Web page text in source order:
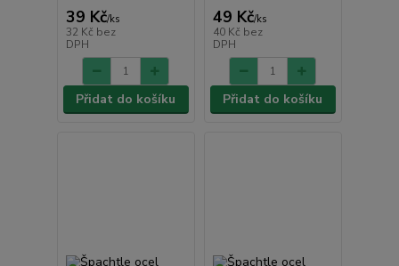
39 Kč/ks
32 Kč bez
DPH
Přidat do košíku
49 Kč/ks
40 Kč bez
DPH
Přidat do košíku